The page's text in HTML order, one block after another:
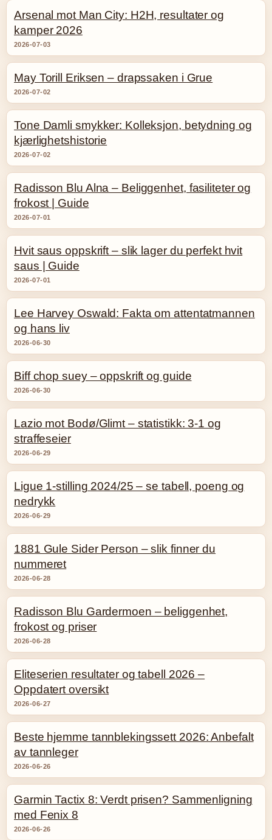
Arsenal mot Man City: H2H, resultater og
kamper 2026
2026-07-03
May Torill Eriksen – drapssaken i Grue
2026-07-02
Tone Damli smykker: Kolleksjon, betydning og
kjærlighetshistorie
2026-07-02
Radisson Blu Alna – Beliggenhet, fasiliteter og
frokost | Guide
2026-07-01
Hvit saus oppskrift – slik lager du perfekt hvit
saus | Guide
2026-07-01
Lee Harvey Oswald: Fakta om attentatmannen
og hans liv
2026-06-30
Biff chop suey – oppskrift og guide
2026-06-30
Lazio mot Bodø/Glimt – statistikk: 3-1 og
straffeseier
2026-06-29
Ligue 1-stilling 2024/25 – se tabell, poeng og
nedrykk
2026-06-29
1881 Gule Sider Person – slik finner du
nummeret
2026-06-28
Radisson Blu Gardermoen – beliggenhet,
frokost og priser
2026-06-28
Eliteserien resultater og tabell 2026 –
Oppdatert oversikt
2026-06-27
Beste hjemme tannblekingssett 2026: Anbefalt
av tannleger
2026-06-26
Garmin Tactix 8: Verdt prisen? Sammenligning
med Fenix 8
2026-06-26